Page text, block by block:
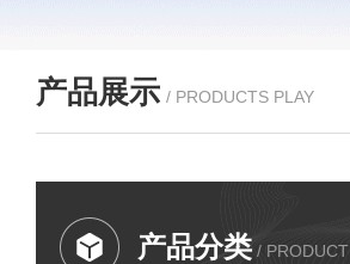
产品展示 / PRODUCTS PLAY
产品分类 / PRODUCT